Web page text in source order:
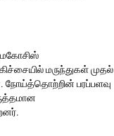
மருந்துகள் முதல்
நோய்த்தொற்றின் பரப்பளவு